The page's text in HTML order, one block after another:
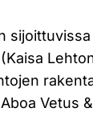
Vetus